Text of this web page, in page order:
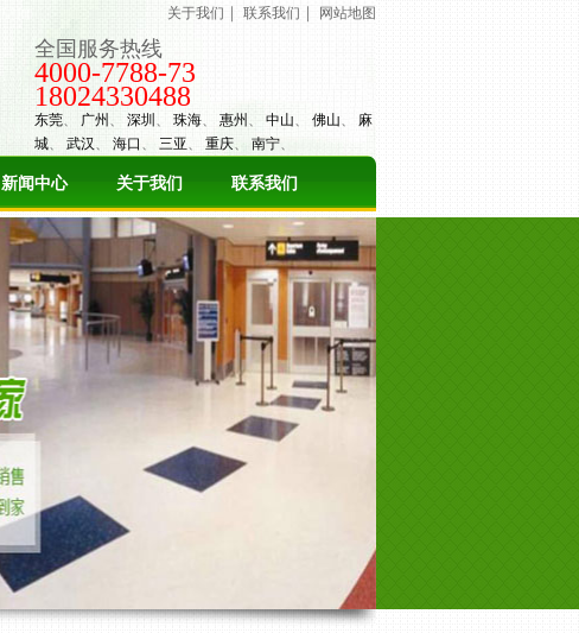
关于我们 ｜ 联系我们 ｜ 网站地图
全国服务热线
4000-7788-73
18024330488
东莞、 广州 、 深圳 、 珠海、 惠州 、 中山、 佛山、 麻
城、 武汉、 海口 、 三亚、 重庆、 南宁、
新闻中心 关于我们 联系我们